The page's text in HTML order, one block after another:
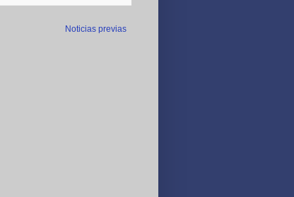
Noticias previas